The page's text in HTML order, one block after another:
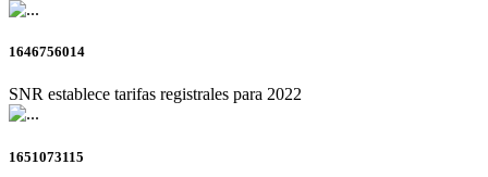
1646756014
SNR establece tarifas registrales para 2022
1651073115